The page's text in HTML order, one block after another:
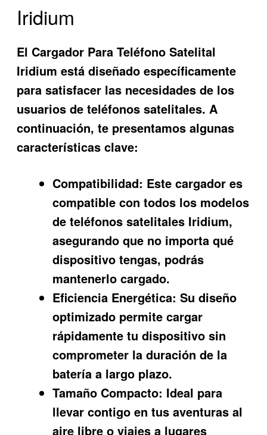
Iridium
El Cargador Para Teléfono Satelital
Iridium está diseñado específicamente
para satisfacer las necesidades de los
usuarios de teléfonos satelitales. A
continuación, te presentamos algunas
características clave:
Compatibilidad: Este cargador es
compatible con todos los modelos
de teléfonos satelitales Iridium,
asegurando que no importa qué
dispositivo tengas, podrás
mantenerlo cargado.
Eficiencia Energética: Su diseño
optimizado permite cargar
rápidamente tu dispositivo sin
comprometer la duración de la
batería a largo plazo.
Tamaño Compacto: Ideal para
llevar contigo en tus aventuras al
aire libre o viajes a lugares